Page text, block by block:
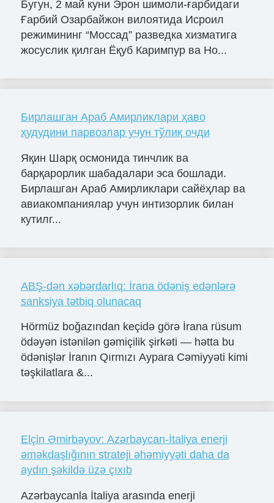
Бугун, 2 май куни Эрон шимоли-ғарбидаги
Ғарбий Озарбайжон вилоятида Исроил
режимининг “Моссад” разведка хизматига
жосуслик қилган Ёқуб Каримпур ва Но...
Бирлашган Араб Амирликлари ҳаво
ҳудудини парвозлар учун тўлиқ очди
Яқин Шарқ осмонида тинчлик ва
барқарорлик шабадалари эса бошлади.
Бирлашган Араб Амирликлари сайёҳлар ва
авиакомпаниялар учун интизорлик билан
кутилг...
ABŞ-dən xəbərdarlıq: İrana ödəniş edənlərə
sanksiya tətbiq olunacaq
Hörmüz boğazından keçidə görə İrana rüsum
ödəyən istənilən gəmiçilik şirkəti — hətta bu
ödənişlər İranın Qırmızı Aypara Cəmiyyəti kimi
təşkilatlara &...
Elçin Əmirbəyov: Azərbaycan-İtaliya enerji
əməkdaşlığının strateji əhəmiyyəti daha da
aydın şəkildə üzə çıxıb
Azərbaycanla İtaliya arasında enerji